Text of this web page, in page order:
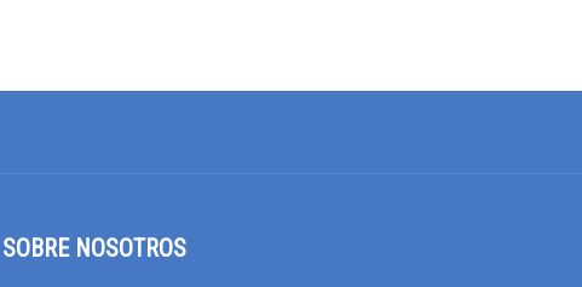
SOBRE NOSOTROS